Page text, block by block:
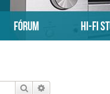
FÓRUM HI-FI
Hledat